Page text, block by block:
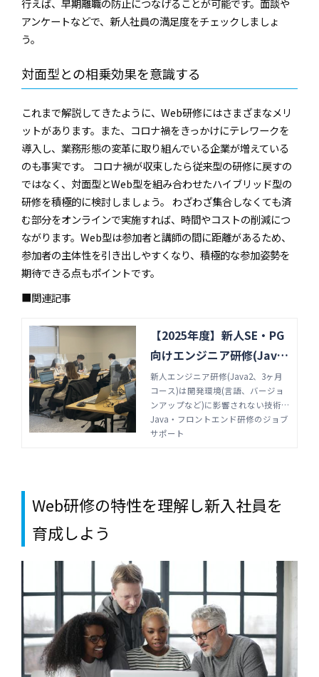
行えば、早期離職の防止につなげることが可能です。面談や
アンケートなどで、新人社員の満足度をチェックしましょ
う。
対面型との相乗効果を意識する
これまで解説してきたように、Web研修にはさまざまなメリ
ットがあります。また、コロナ禍をきっかけにテレワークを
導入し、業務形態の変革に取り組んでいる企業が増えている
のも事実です。 コロナ禍が収束したら従来型の研修に戻すの
ではなく、対面型とWeb型を組み合わせたハイブリッド型の
研修を積極的に検討しましょう。 わざわざ集合しなくても済
む部分をオンラインで実施すれば、時間やコストの削減につ
ながります。Web型は参加者と講師の間に距離があるため、
参加者の主体性を引き出しやすくなり、積極的な参加姿勢を
期待できる点もポイントです。
■関連記事
【2025年度】新人SE・PG
向けエンジニア研修(Java
2、3ヶ月コース)
新人エンジニア研修(Java2、3ヶ月
コース)は開発環境(言語、バージョ
ンアップなど)に影響されない技術
力、仕事の心構え、ヒューマンスキ
ルを育成します。個別指導、グルー
Java・フロントエンド研修のジョブ
サポート
Web研修の特性を理解し新入社員を
育成しよう